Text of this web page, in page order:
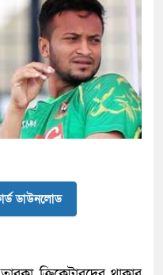
ডাউনলোড